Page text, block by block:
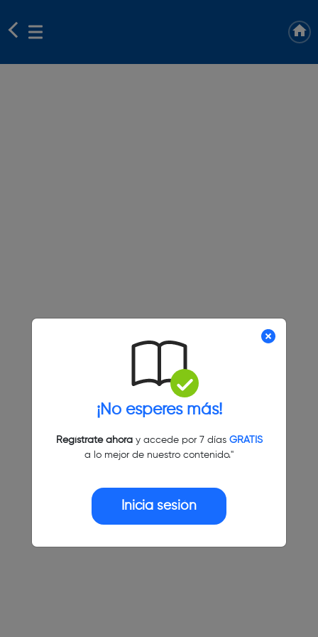
¡No esperes más!
Regístrate ahoray accede por 7 días GRATIS
a lo mejor de nuestro contenido."
Inicia sesión